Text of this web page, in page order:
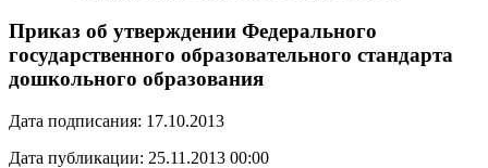
Приказ об утверждении Федерального
государственного образовательного стандарта
дошкольного образования
Дата подписания: 17.10.2013
Дата публикации: 25.11.2013 00:00